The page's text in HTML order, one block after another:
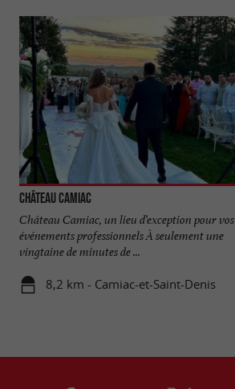
Château Camiac
Château Camiac, un lieu d’exception pour vos
événements professionnels À seulement une
vingtaine de minutes de ...
8,2 km - Camiac-et-Saint-Denis